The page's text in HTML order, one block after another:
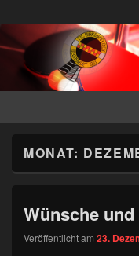
MONAT:
Wünsche
Veröffentlicht am 23.